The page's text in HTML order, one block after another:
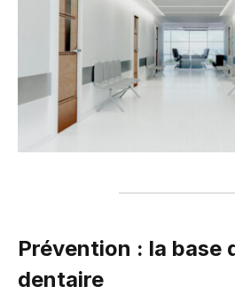
Prévention : la base
dentaire